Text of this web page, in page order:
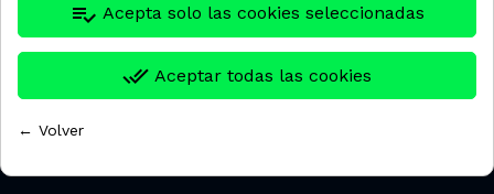
– Les Franqueses del Vallès (Barcelona)
Email:info@washnet.es
playlist_add_check Acepta solo las cookies seleccionadas
done_all Aceptar todas las cookies
← Volver